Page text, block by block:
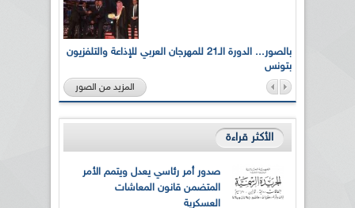
بالصور... الدورة الـ21 للمهرجان العربي للإذاعة والتلفزيون
بتونس
المزيد من الصور
الأكثر قراءة
صدور أمر رئاسي يعدل ويتمم الأمر
المتضمن قانون المعاشات
العسكرية